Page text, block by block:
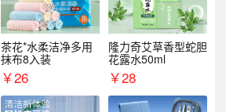
茶花*水柔洁净多用
抹布8入装
￥26
隆力奇艾草香型蛇胆
花露水50ml
￥28